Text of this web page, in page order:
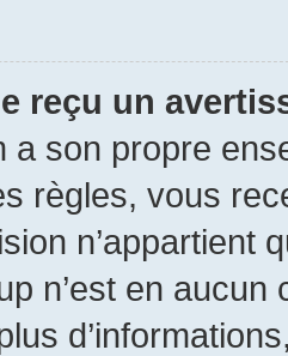
reçu un
a son propre
règles, vous
n’appartient
n’est en